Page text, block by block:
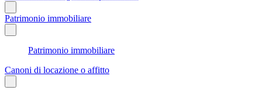
Patrimonio immobiliare
Patrimonio immobiliare
Canoni di locazione o affitto